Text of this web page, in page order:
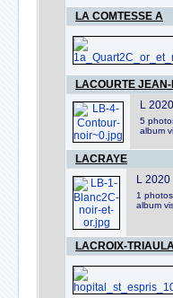
LA COMTESSE A
LACOURTE
L 2020
5
album
LACRAYE
L 2020
1
album
LACROIX-